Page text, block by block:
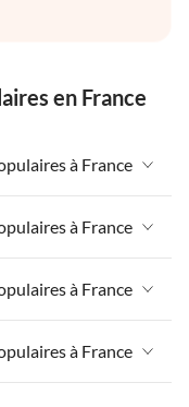
en France
à France
à France
à France
à France